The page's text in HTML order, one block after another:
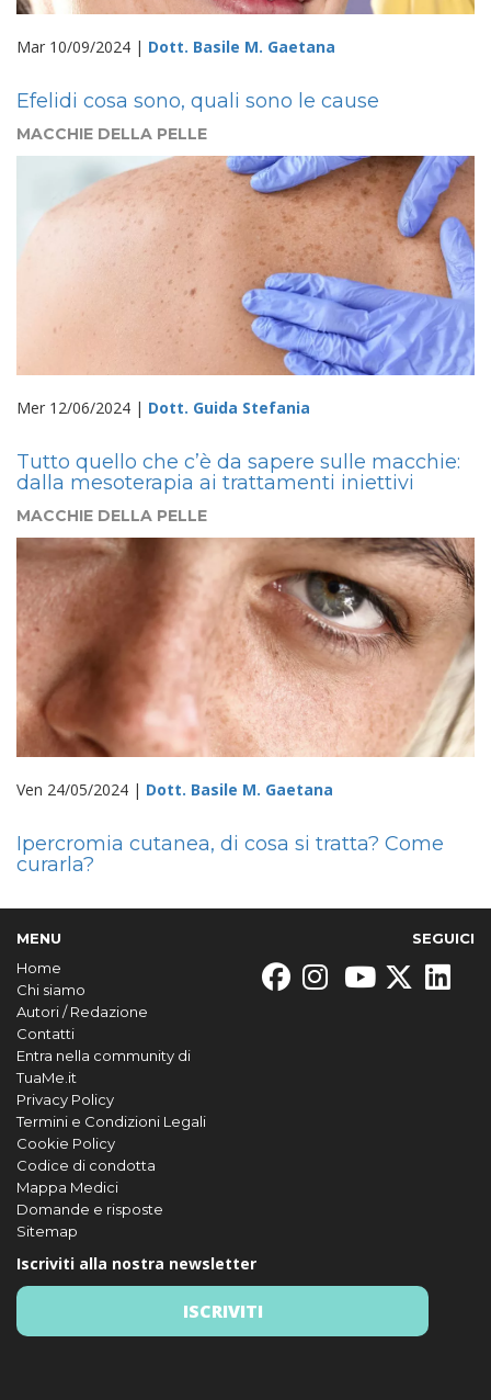
Mar 10/09/2024 | Dott. Basile M. Gaetana
Efelidi cosa sono, quali sono le cause
MACCHIE DELLA PELLE
Mer 12/06/2024 | Dott. Guida Stefania
Tutto quello che c’è da sapere sulle macchie:
dalla mesoterapia ai trattamenti iniettivi
MACCHIE DELLA PELLE
Ven 24/05/2024 | Dott. Basile M. Gaetana
Ipercromia cutanea, di cosa si tratta? Come
curarla?
MENU
Home
Chi siamo
Autori / Redazione
Contatti
Entra nella community di
TuaMe.it
Privacy Policy
Termini e Condizioni Legali
Cookie Policy
Codice di condotta
Mappa Medici
Domande e risposte
Sitemap
SEGUICI
Iscriviti alla nostra newsletter
ISCRIVITI